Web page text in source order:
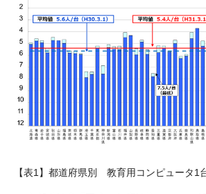
【表1】都道府県別 教育用コンピュータ1